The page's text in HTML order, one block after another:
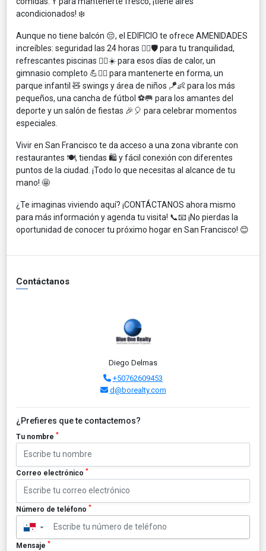
acondicionados! ❄️
Aunque no tiene balcón 😔, el EDIFICIO te ofrece AMENIDADES
increíbles: seguridad las 24 horas 👮‍♂️🛡️ para tu tranquilidad,
refrescantes piscinas 🏊‍♀️☀️ para esos días de calor, un
gimnasio completo 💪🏋️‍♀️ para mantenerte en forma, un
parque infantil 🧸 swings y área de niños 🪁👶 para los más
pequeños, una cancha de fútbol ⚽🥅 para los amantes del
deporte y un salón de fiestas 🎉🎈 para celebrar momentos
especiales.
Vivir en San Francisco te da acceso a una zona vibrante con
restaurantes 🍽️, tiendas 🛍️ y fácil conexión con diferentes
puntos de la ciudad. ¡Todo lo que necesitas al alcance de tu
mano! 🤩
¿Te imaginas viviendo aquí? ¡CONTÁCTANOS ahora mismo
para más información y agenda tu visita! 📞📧 ¡No pierdas la
oportunidad de conocer tu próximo hogar en San Francisco! 😊
Contáctanos
Diego Delmas
+50762609453
d@borealty.com
¿Prefieres que te contactemos?
Tu nombre *
Correo electrónico *
Número de teléfono *
▼
Mensaje *